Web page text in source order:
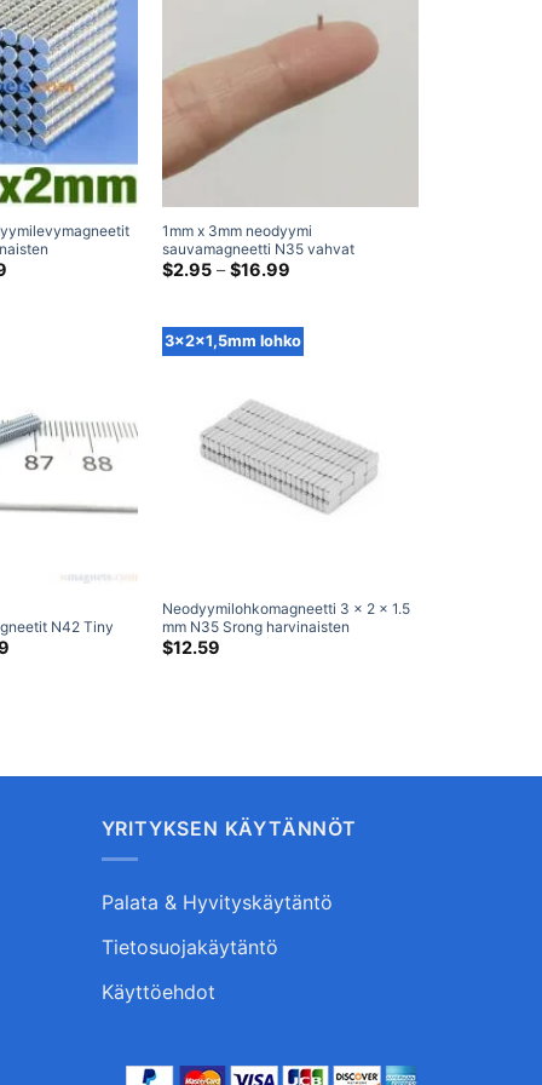
Hintaluokka:
1mm x 3mm neodyymi
sauvamagneetti N35 vahvat
harvinaisten maametallien
$2.95 – $16.99Hintaluokka:
N42 Tiny
maametallien
Hintaluokka:
3x2x1,5mm lohko
Neodyymilohkomagneetti 3 x 2 x 1.5
mm N35 Srong harvinaisten
maametallien suorakaidemagneetit
askartelumagneeteille (100 Pakata)
$12.59
YRITYKSEN KÄYTÄNNÖT
Palata & Hyvityskäytäntö
Tietosuojakäytäntö
Käyttöehdot